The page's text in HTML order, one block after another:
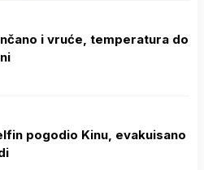
i vruće, temperatura do
pogodio Kinu, evakuisano